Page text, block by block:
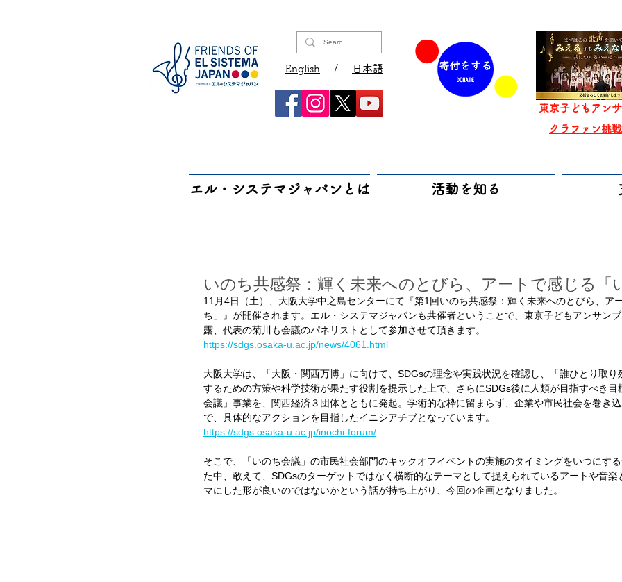
English / 日本語
東京子どもアン
クラファン挑
エル・システマジャパンとは 活動を知る
いのち共感祭：輝く未来へのとびら、アートで感じる「
11月4日（土）、大阪大学中之島センターにて『第1回いのち共感祭：輝く未来へのとびら、ア
ち」』が開催されます。エル・システマジャパンも共催者ということで、東京子どもアンサン
露、代表の菊川も会議のパネリストとして参加させて頂きます。
https://sdgs.osaka-u.ac.jp/news/4061.html
大阪大学は、「大阪・関西万博」に向けて、SDGsの理念や実践状況を確認し、「誰ひとり取り
するための方策や科学技術が果たす役割を提示した上で、さらにSDGs後に人類が目指すべき目
会議」事業を、関西経済３団体とともに発起。学術的な枠に留まらず、企業や市民社会を巻き
で、具体的なアクションを目指したイニシアチブとなっています。
https://sdgs.osaka-u.ac.jp/inochi-forum/
そこで、「いのち会議」の市民社会部門のキックオフイベントの実施のタイミングをいつにす
た中、敢えて、SDGsのターゲットではなく横断的なテーマとして捉えられているアートや音楽
マにした形が良いのではないかという話が持ち上がり、今回の企画となりました。